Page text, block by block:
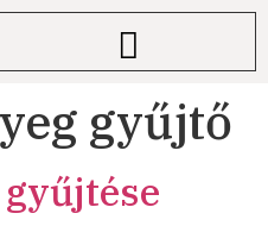
gyűjtő